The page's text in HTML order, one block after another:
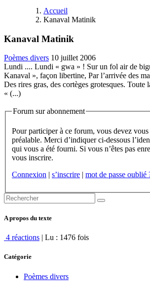
Accueil
Kanaval Matinik
Kanaval Matinik
Poèmes divers 10 juillet 2006
Lundi .... Lundi « gwa » ! Sur un fol air de
Kanaval », façon libertine, Par l’arrivée des
Des rires gras, des cortèges grotesques. Toute
« (...)
Forum sur abonnement
Pour participer à ce forum, vous devez vous enregistrer au
préalable. Merci d’indiquer ci-dessous l’identifiant personnel
qui vous a été fourni. Si vous n’êtes pas enregistré, vous devez
vous inscrire.
Connexion | s’inscrire | mot de passe oublié
A propos du texte
4 réactions | Lu : 1476 fois
Catégorie
Poèmes divers